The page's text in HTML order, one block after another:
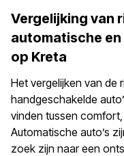
Vergelijking van
automatische
op Kreta
Het vergelijken van de
handgeschakelde
vinden tussen
Automatische auto’s
zoek zijn naar een